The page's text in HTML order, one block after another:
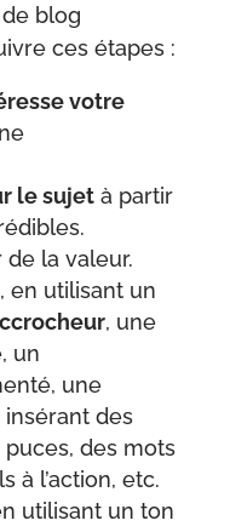
blog
ces étapes :
votre
le sujetà partir
de la valeur.
en utilisant un
, une
un
une
des
des mots
à l’action, etc.
utilisant un ton